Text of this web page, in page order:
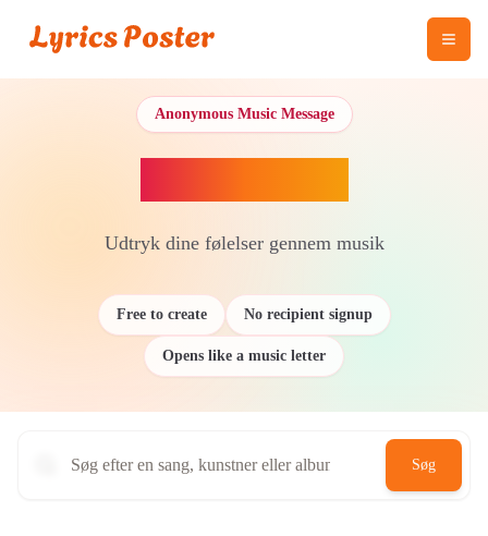
Anonymous Music Message
Udtryk dine følelser gennem musik
Free to create No recipient signup
Opens like a music letter
Søg